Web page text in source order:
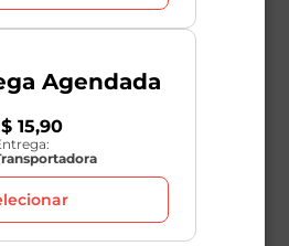
Agendada
15,90